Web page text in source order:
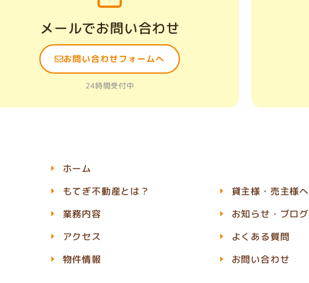
メールでお問い合わせ
お問い合わせフォームへ
24時間受付中
ホーム
もてぎ不動産とは？
業務内容
アクセス
物件情報
貸主様・売主様へ
お知らせ・ブログ
よくある質問
お問い合わせ